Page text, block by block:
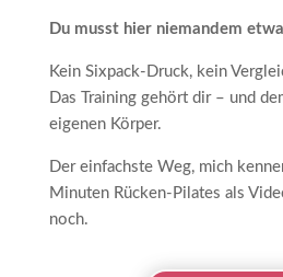
Du musst hier niemandem
Kein Sixpack-Druck, kein
Das Training gehört dir – und
eigenen Körper.
Der einfachste Weg, mich
Minuten Rücken-Pilates als
noch.